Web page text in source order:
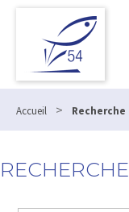
Accueil > Recherche
RECHERCHE